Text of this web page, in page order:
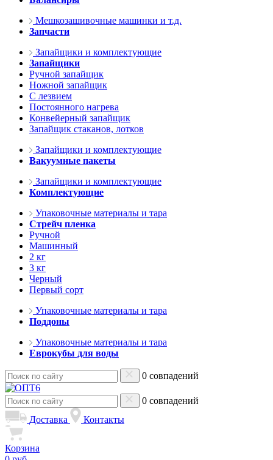
Мешкозашивочные машинки и т.д.
Запчасти
Запайщики и комплектующие
Запайщики
Ручной запайщик
Ножной запайщик
С лезвием
Постоянного нагрева
Конвейерный запайщик
Запайщик стаканов, лотков
Запайщики и комплектующие
Вакуумные пакеты
Запайщики и комплектующие
Комплектующие
Упаковочные материалы и тара
Стрейч пленка
Ручной
Машинный
2 кг
3 кг
Черный
Первый сорт
Упаковочные материалы и тара
Поддоны
Упаковочные материалы и тара
Еврокубы для воды
0 совпадений
0 совпадений
Доставка
Контакты
Корзина